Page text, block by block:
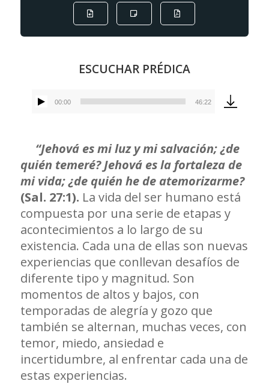
ESCUCHAR PRÉDICA
Reproductor
00:00 46:22
“Jehová es mi luz y mi salvación; ¿de
quién temeré? Jehová es la fortaleza de
mi vida; ¿de quién he de atemorizarme?
(Sal. 27:1). La vida del ser humano está
compuesta por una serie de etapas y
acontecimientos a lo largo de su
existencia. Cada una de ellas son nuevas
experiencias que conllevan desafíos de
diferente tipo y magnitud. Son
momentos de altos y bajos, con
temporadas de alegría y gozo que
también se alternan, muchas veces, con
temor, miedo, ansiedad e
incertidumbre, al enfrentar cada una de
estas experiencias.